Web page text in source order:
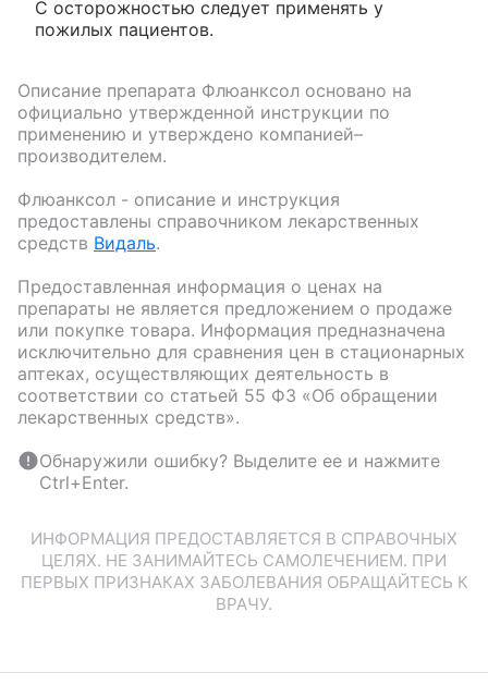
С осторожностью следует применять у
пожилых пациентов.
Описание препарата Флюанксол основано на
официально утвержденной инструкции по
применению и утверждено компанией–
производителем.
Флюанксол - описание и инструкция
предоставлены справочником лекарственных
средств Видаль.
Предоставленная информация о ценах на
препараты не является предложением о продаже
или покупке товара. Информация предназначена
исключительно для сравнения цен в стационарных
аптеках, осуществляющих деятельность в
соответствии со статьей 55 ФЗ «Об обращении
лекарственных средств».
Обнаружили ошибку? Выделите ее и нажмите
Ctrl+Enter.
ИНФОРМАЦИЯ ПРЕДОСТАВЛЯЕТСЯ В СПРАВОЧНЫХ
ЦЕЛЯХ. НЕ ЗАНИМАЙТЕСЬ САМОЛЕЧЕНИЕМ. ПРИ
ПЕРВЫХ ПРИЗНАКАХ ЗАБОЛЕВАНИЯ ОБРАЩАЙТЕСЬ К
ВРАЧУ.